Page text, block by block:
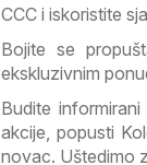
CCC i iskoristite
Bojite se
ekskluzivnim
Budite
akcije, popusti
novac. Uštedimo